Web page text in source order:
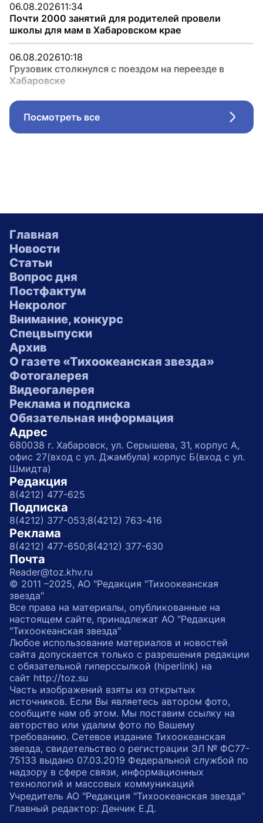
06.08.202611:34
Почти 2000 занятий для родителей провели
школы для мам в Хабаровском крае
06.08.202610:18
Грузовик столкнулся с поездом на переезде в
Хабаровске
Посмотреть все
Главная
Новости
Статьи
Вопрос дня
Постфактум
Некролог
Внимание, конкурс
Спецвыпуски
Архив
О газете «Тихоокеанская звезда»
Фотогалерея
Видеогалерея
Реклама и подписка
Обязательная информация
Адрес
680038 г. Хабаровск, ул. Серышева, 31, корпус А,
офис 27(вход с ул. Джамбула) корпус Б(вход с ул.
Шмидта)
Редакция
8(4212) 477-625
Подписка
8(4212) 377-053;8(4212) 763-416
Реклама
8(4212) 477-650;8(4212) 377-630
Почта
Reader@toz.khv.ru
© 2011 –2025, АО "Редакция "Тихоокеанская
звезда"
Все права на материалы, опубликованные на
настоящем сайте, принадлежат АО "Редакция
"Тихоокеанская звезда"
Любое использование материалов и новостей
сайта допускается только с разрешения редакции
с обязательной гиперссылкой (hiperlink) на
сайт http://toz.su
Часть изображений взяты из открытых
источников. Если Вы являетесь автором фото,
сообщите нам об этом. Мы поставим ссылку на
авторство или удалим фото по Вашему
требованию. Сетевое издание Тихоокеанская
звезда, свидетельство о регистрации ЭЛ № ФС77-
75133 выдано 07.03.2019 Федеральной службой по
надзору в сфере связи, информационных
технологий и массовых коммуникаций
Учредитель АО "Редакция "Тихоокеанская звезда"
Главный редактор: Денчик Е.Д.